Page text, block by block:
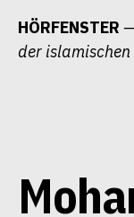
Inhalt
springen
HÖRFENSTER
der